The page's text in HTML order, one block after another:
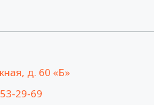
д. 60 «Б»
29-69